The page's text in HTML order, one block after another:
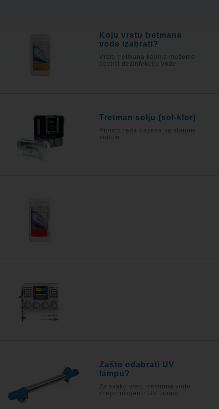
Koju vrstu tretmana
vode izabrati?
Vrste tretmana kojima možemo
postići dezinfekciju vode.
Tretman solju (sol-klor)
Princip rada bazena sa slanom
vodom.
Zašto odabrati UV
lampu?
Za svaku vrstu tretmana vode
preporučujemo UV lampu.